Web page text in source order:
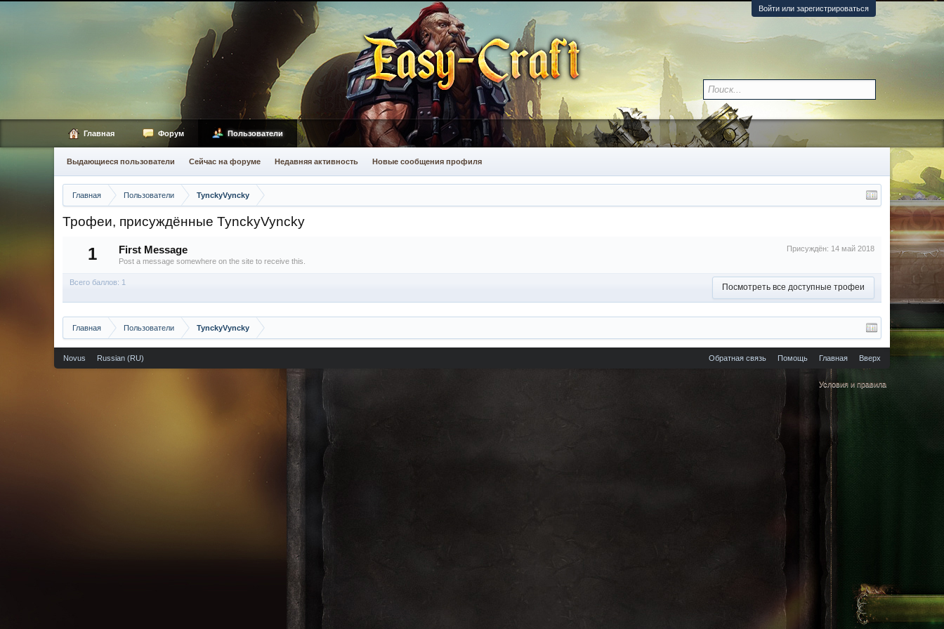
Войти или зарегистрироваться
Главная Пользователи TynckyVyncky
Трофеи, присуждённые TynckyVyncky
1 Присуждён: 14 май 2018
First Message
Post a message somewhere on the site to receive this.
Всего баллов: 1 Посмотреть все доступные трофеи
Главная Пользователи TynckyVyncky
Главная Форум Пользователи
Выдающиеся пользователи Сейчас на форуме Недавняя активность Новые сообщения профиля
Novus Russian (RU) Обратная связь Помощь Главная Вверх
Условия и правила